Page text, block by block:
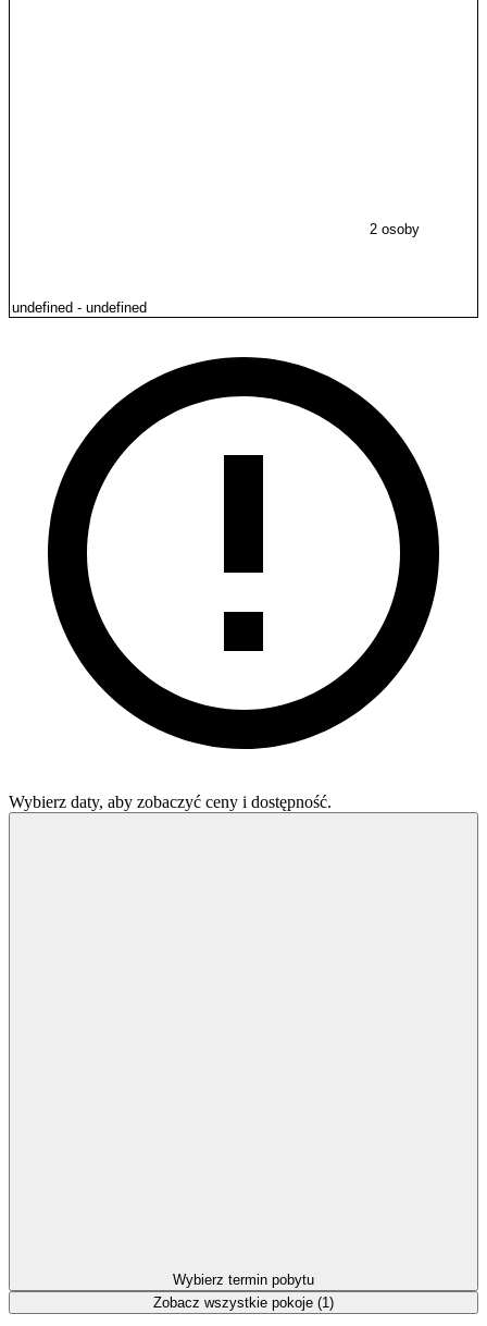
2 osoby
Wybierz daty, aby zobaczyć ceny i dostępność.
Wybierz termin pobytu
Zobacz wszystkie pokoje (1)